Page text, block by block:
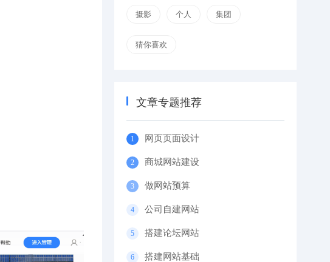
摄影 个人 集团
猜你喜欢
文章专题推荐
网页页面设计
商城网站建设
做网站预算
公司自建网站
搭建论坛网站
搭建网站基础